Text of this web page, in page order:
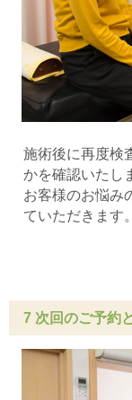
施術後に再度検
かを確認いたし
お客様のお悩み
ていただきます。
7 次回のご予約